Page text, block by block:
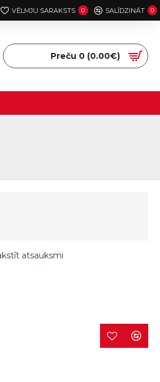
VĒLMJU SARAKSTS 0 SALĪDZINĀT 0
Preču 0 (0.00€)
atsauksmi